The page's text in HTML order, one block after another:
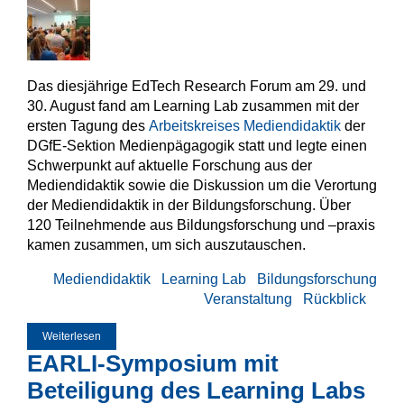
Das diesjährige EdTech Research Forum am 29. und
30. August fand am Learning Lab zusammen mit der
ersten Tagung des Arbeitskreises Mediendidaktik der
DGfE-Sektion Medienpägagogik statt und legte einen
Schwerpunkt auf aktuelle Forschung aus der
Mediendidaktik sowie die Diskussion um die Verortung
der Mediendidaktik in der Bildungsforschung. Über
120 Teilnehmende aus Bildungsforschung und –praxis
kamen zusammen, um sich auszutauschen.
Bildungsforschung
Learning Lab
Mediendidaktik
Rückblick
Veranstaltung
Weiterlesen
Forum
EARLI-Symposium mit
Beteiligung des Learning Labs